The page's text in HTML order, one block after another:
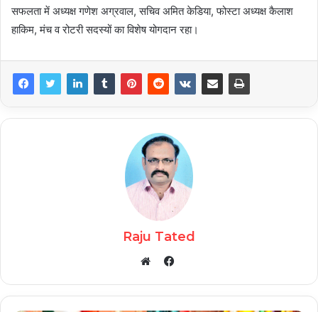
सफलता में अध्यक्ष गणेश अग्रवाल, सचिव अमित केडिया, फोस्टा अध्यक्ष कैलाश
हाकिम, मंच व रोटरी सदस्यों का विशेष योगदान रहा।
Raju Tated
Facebook